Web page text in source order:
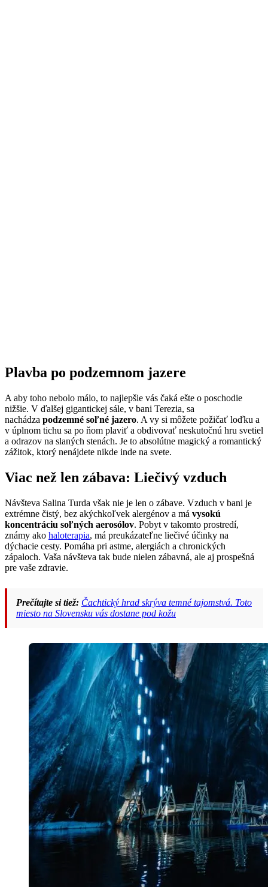
Plavba po podzemnom jazere
A aby toho nebolo málo, to najlepšie vás čaká ešte o poschodie
nižšie. V ďalšej gigantickej sále, v bani Terezia, sa
nachádza podzemné soľné jazero. A vy si môžete požičať loďku a
v úplnom tichu sa po ňom plaviť a obdivovať neskutočnú hru svetiel
a odrazov na slaných stenách. Je to absolútne magický a romantický
zážitok, ktorý nenájdete nikde inde na svete.
Viac než len zábava: Liečivý vzduch
Návšteva Salina Turda však nie je len o zábave. Vzduch v bani je
extrémne čistý, bez akýchkoľvek alergénov a má vysokú
koncentráciu soľných aerosólov. Pobyt v takomto prostredí,
známy ako haloterapia, má preukázateľne liečivé účinky na
dýchacie cesty. Pomáha pri astme, alergiách a chronických
zápaloch. Vaša návšteva tak bude nielen zábavná, ale aj prospešná
pre vaše zdravie.
Prečítajte si tiež: Čachtický hrad skrýva temné tajomstvá. Toto
miesto na Slovensku vás dostane pod kožu